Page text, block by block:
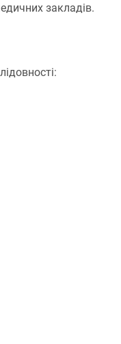
закладів.